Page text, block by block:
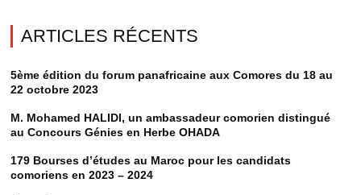
ARTICLES RÉCENTS
5ème édition du forum panafricaine aux Comores du 18 au
22 octobre 2023
M. Mohamed HALIDI, un ambassadeur comorien distingué
au Concours Génies en Herbe OHADA
179 Bourses d’études au Maroc pour les candidats
comoriens en 2023 – 2024